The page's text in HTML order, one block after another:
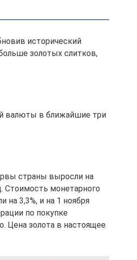
исторический
золотых слитков,
валюты в ближайшие три
страны выросли на
Стоимость монетарного
на 3,3%, и на 1 ноября
по покупке
Цена золота в настоящее